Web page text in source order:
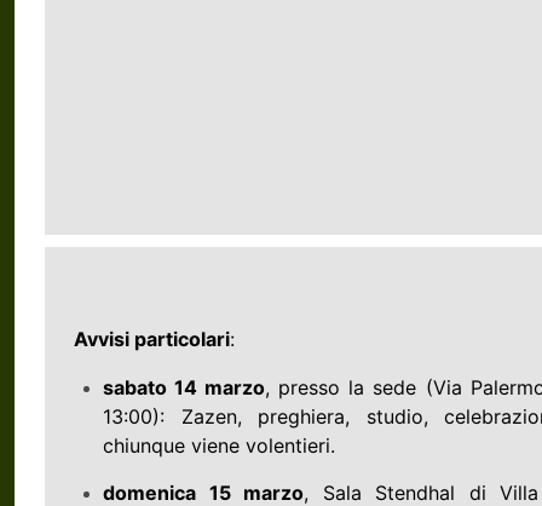
Avvisi particolari:
sabato 14 marzo, presso la sede (Via
13:00): Zazen, preghiera, studio,
chiunque viene volentieri.
domenica 15 marzo, Sala Stendhal di